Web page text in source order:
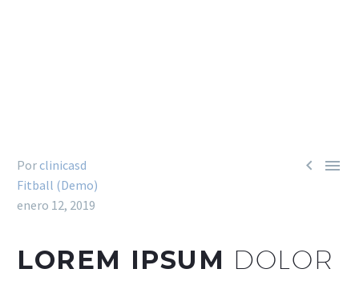
 
Porclinicasd
Fitball (Demo)
enero 12, 2019
LOREM IPSUM DOLOR